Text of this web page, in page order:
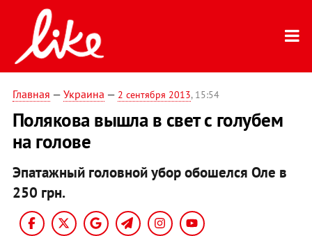
Главная — Украина — 2 сентября 2013, 15:54
Полякова вышла в свет с голубем
на голове
Эпатажный головной убор обошелся Оле в
250 грн.